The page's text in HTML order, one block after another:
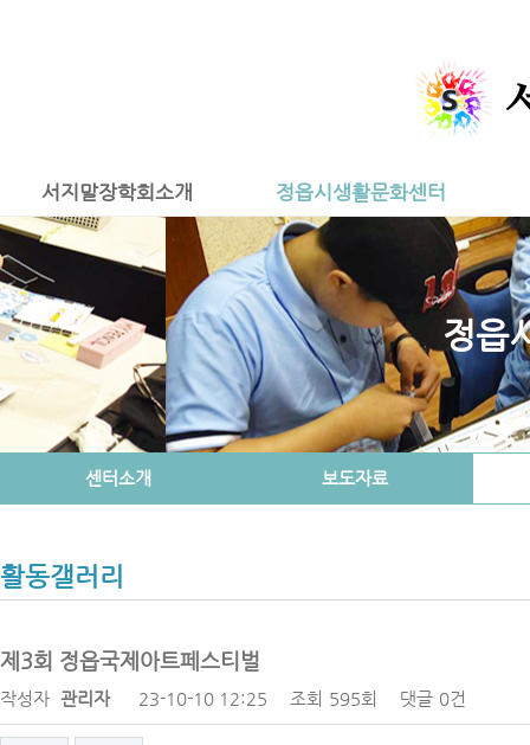
서지말장학회소개 정읍시생활문화센터
정읍
센터소개 보도자료
활동갤러리
제3회 정읍국제아트페스티벌
작성자 관리자 23-10-10 12:25 조회 595회 댓글 0건